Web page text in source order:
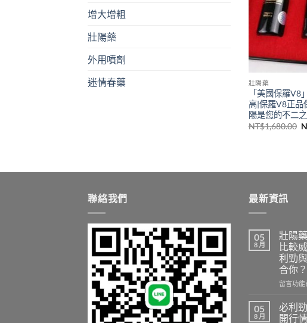
增大增粗
壯陽藥
外用噴劑
迷情春藥
壯陽藥
「美國保羅V8
高|保羅V8正品
陽是您的不二
NT$1,680.00
聯絡我們 最新資訊
05
8 月
壯陽
比較
利勁
合你？
在
陽
藥
留言功能
05
8 月
必利
開行